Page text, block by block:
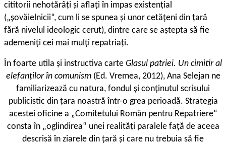
cititorii nehotărâți și aflați în impas existențial
(„șovăielnicii“, cum li se spunea și unor cetățeni din țară
fără nivelul ideologic cerut), dintre care se aștepta să fie
ademeniți cei mai mulți repatriați.
În foarte utila și instructiva carte Glasul patriei. Un cimitir al
elefanților în comunism (Ed. Vremea, 2012), Ana Selejan ne
familiarizează cu natura, fondul și conținutul scrisului
publicistic din țara noastră într-o grea perioadă. Strategia
acestei oficine a „Comitetului Român pentru Repatriere“
consta în „oglindirea“ unei realități paralele față de aceea
descrisă în ziarele din țară și care nu trebuia să fie